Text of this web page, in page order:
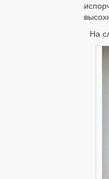
На